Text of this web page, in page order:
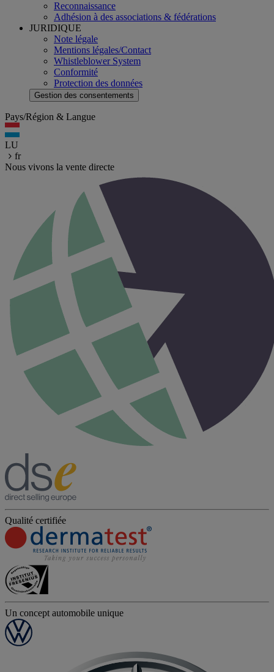
Reconnaissance
Adhésion à des associations & fédérations
JURIDIQUE
Note légale
Mentions légales/Contact
Whistleblower System
Conformité
Protection des données
Gestion des consentements
Pays/Région & Langue
LU
fr
Nous vivons la vente directe
Qualité certifiée
Un concept automobile unique